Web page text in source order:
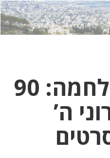
לחץ
כאן
לחץ
כדי
למרות המלחמה: 90
ה’